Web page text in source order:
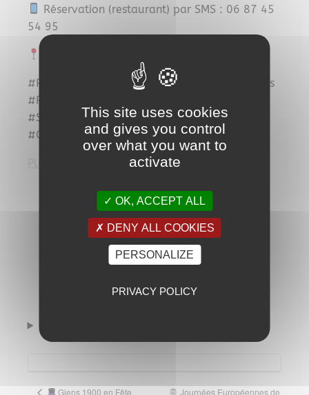
Réservation (restaurant) par SMS : 06 87 45
54 95
#RendezVousAuxJardins #MuseeDuNiel #Giens
#PortDuNiel #JardinMediterraneen
#SortirAHyeres #PresquileDeGiens
#CultureGiens
AJOUTER AU CALENDRIER
Giens 1900 en Fête
Journées Européennes de
This site uses cookies
and gives you control
over what you want to
activate
OK, ACCEPT ALL
DENY ALL COOKIES
PERSONALIZE
PRIVACY POLICY